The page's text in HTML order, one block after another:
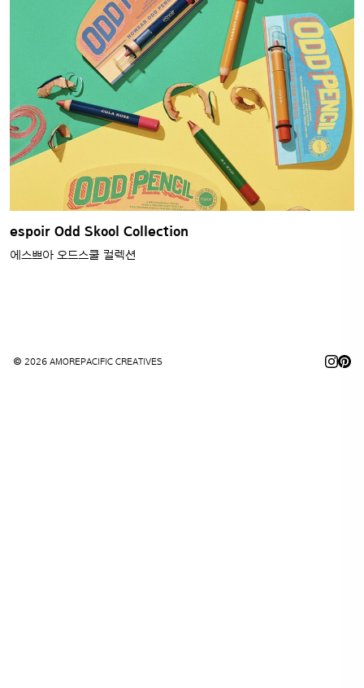
espoir Odd Skool Collection
에스쁘아 오드스쿨 컬렉션